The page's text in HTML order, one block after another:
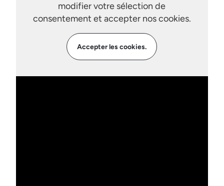
modifier votre sélection de
consentement et accepter nos cookies.
Accepter les cookies.